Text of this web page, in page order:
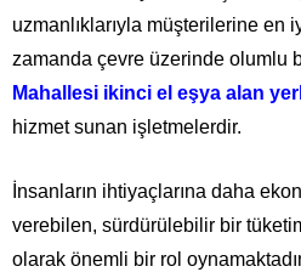
uzmanlıklarıyla müşterilerine en
zamanda çevre üzerinde olumlu
Mahallesi ikinci el eşya alan
hizmet sunan işletmelerdir.
İnsanların ihtiyaçlarına daha
verebilen, sürdürülebilir bir
olarak önemli bir rol